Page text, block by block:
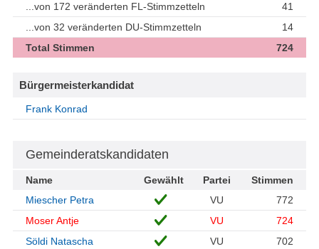
...von 172 veränderten FL-Stimmzetteln
41
...von 32 veränderten DU-Stimmzetteln
14
Total Stimmen
724
Bürgermeisterkandidat
Frank Konrad
Gemeinderatskandidaten
Name Gewählt Partei
Stimmen
Miescher Petra
VU
772
Moser Antje
VU
724
Söldi Natascha
VU
702